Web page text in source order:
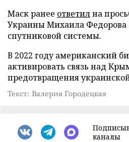
Маск ранее ответилна
Украины Михаила Федорова
спутниковой системы.
В 2022 году американский
активировать связь над
предотвращения
Текст: Валерия Городецкая
каналы